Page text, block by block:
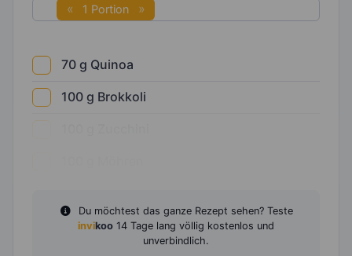
1 Portion
70 g Quinoa
100 g Brokkoli
Du möchtest das ganze Rezept sehen? Teste
invikoo 14 Tage lang völlig kostenlos und
unverbindlich.